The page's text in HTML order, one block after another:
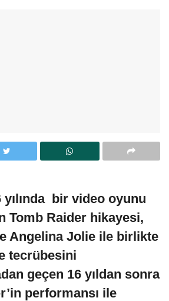
bir video oyunu
Tomb Raider hikayesi,
Angelina Jolie ile birlikte
tecrübesini
geçen 16 yıldan sonra
performansı ile